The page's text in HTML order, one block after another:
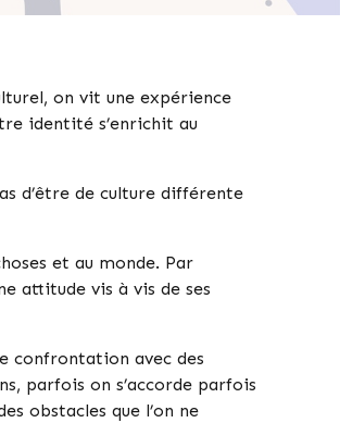
on vit une expérience
identité s’enrichit au
d’être de culture différente
et au monde. Par
attitude vis à vis de ses
confrontation avec des
parfois on s’accorde parfois
obstacles que l’on ne